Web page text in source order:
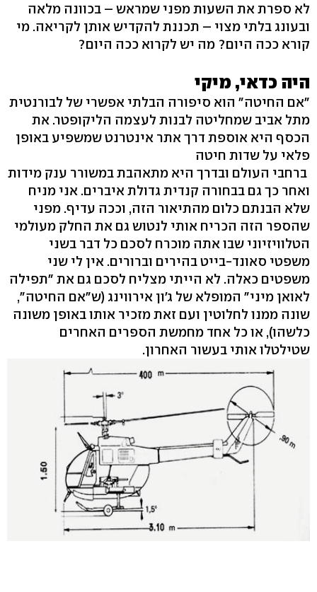
לא ספרת את השעות מפני שמראש – בכוונה מלאה
ובעונג בלתי מצוי – תכננת להקדיש אותן לקריאה. מי
קורא ככה היום? מה יש לקרוא ככה היום?
היה כדאי, מיקי
"אם החיטה" הוא סיפורה הבלתי אפשרי של לבורנטית
מתל אביב שמחליטה לבנות לעצמה הליקופטר. את
הכסף היא אוספת דרך אתר אינטרנט שמשפיע באופן
פלאי על שדות חיטה
ברחבי העולם ובדרך היא מתאהבת במשורר ענק מידות
ואחר כך גם בבחורה קנדית גדולת איברים. אני מניח
שלא הבנתם כלום מהתיאור הזה, וככה עדיף. מפני
שהספר הזה הכריח אותי לנטוש גם את החלק מעולמי
הטלוויזיוני שבו אתה מוכרח לסכם כל דבר בשני
משפטי סאונד-בייט בהירים וברורים. אין לי שני
משפטים כאלה. לא הייתי מצליח לסכם גם את "תפילה
לאואן מיני" המופלא של ג'ון אירווינג (ש"אם החיטה",
שונה ממנו לחלוטין ועם זאת מזכיר אותו באופן משונה
כלשהו), או כל אחד מחמשת הספרים האחרים
שטילטלו אותי בעשור האחרון.